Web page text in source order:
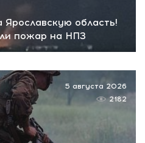
область!
пожар на НПЗ
5 августа 2026
2182